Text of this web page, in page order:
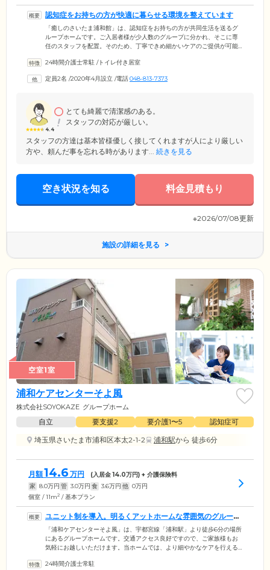
認知症をお持ちの方が快適に暮らせる環境を整えています
「癒しのさいたま浦和館」は、認知症をお持ちの方が共同生活を送るグ
ループホームです。ご入居者様が少人数のグループに分かれ、そこに専
任のスタッフを配置。そのため、丁寧できめ細かいケアのご提供が可能
いるクリニックが迅速な対応をいたしますので、ご安心ください。居室
暮らしていただけます。さらに食堂や談話室などの共用スペースをご用
24時間介護士常駐 /トイレ付き居室
定員2名 /2020年4月設立 /電話048-813-7373
4.4
とても綺麗で清潔感のある。
スタッフの対応が厳しい。
スタッフの方達は基本皆様優しく接してくれますが人により厳しい
方や、頼んだ事を忘れる時があります... 続きを見る
空き状況を知る 料金見積もり
※2026/07/08更新
施設の詳細を見る
空室1室
浦和ケアセンターそよ風
株式会社SOYOKAZE グループホーム
自立 要支援2 要介護1〜5
認知症可
埼玉県さいたま市浦和区本太2-1-2
浦和駅から 徒歩6分
月額14.6 万円 (入居金14.0万円) + 介護保険料
家 8.0万円 管 3.0万円 食 3.6万円 他 0万円
個室 / 11m2 / 基本プラン
ユニット制を導入。明るくアットホームな雰囲気のグループ
ホームです
「浦和ケアセンターそよ風」は、宇都宮線「浦和駅」より徒歩6分の場所
にあるグループホームです。交通アクセス良好ですので、ご家族様もお
気軽にお越しいただけます。当ホームでは、より細やかなケアを行える
に分け、グループごとに専任のスタッフを配置。ご入居者様お一人おひ
24時間介護士常駐